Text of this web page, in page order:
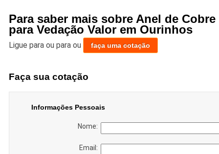
Para saber mais sobre Anel de Cobre
para Vedação Valor em Ourinhos
Ligue para ou para ou faça uma cotação
Faça sua cotação
Informações Pessoais
Nome:
Email: